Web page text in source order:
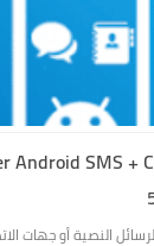
Android SMS +
النصية أو جهات